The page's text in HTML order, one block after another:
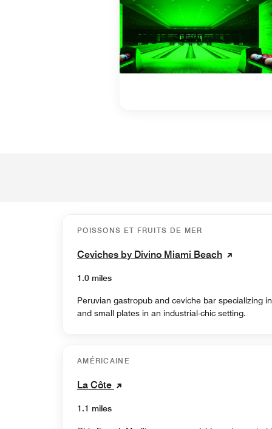
POISSONS ET FRUITS DE MER
Ceviches by Divino Miami Beach
1.0 miles
Peruvian gastropub and ceviche bar specializing
and small plates in an industrial-chic setting.
AMÉRICAINE
La Côte
1.1 miles